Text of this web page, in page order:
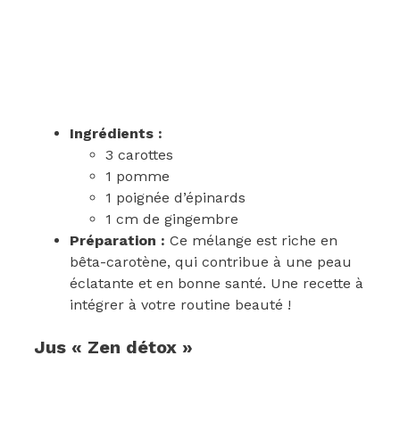
Ingrédients :
3 carottes
1 pomme
1 poignée d’épinards
1 cm de gingembre
Préparation : Ce mélange est riche en
bêta-carotène, qui contribue à une peau
éclatante et en bonne santé. Une recette à
intégrer à votre routine beauté !
Jus « Zen détox »